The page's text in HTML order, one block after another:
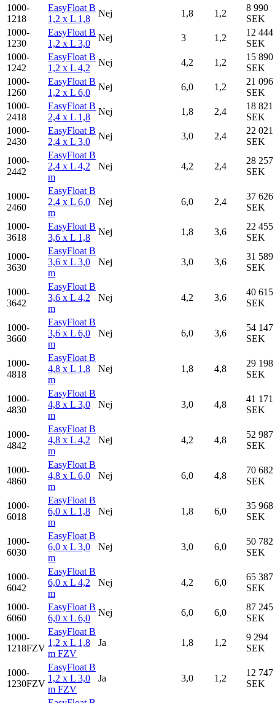
1000-
1218
EasyFloat B
1,2 x L 1,8
Nej 1,8 1,2
8 990
SEK
1000-
1230
EasyFloat B
1,2 x L 3,0
Nej 3 1,2
12 444
SEK
1000-
1242
EasyFloat B
1,2 x L 4,2
Nej 4,2 1,2
15 890
SEK
1000-
1260
EasyFloat B
1,2 x L 6,0
Nej 6,0 1,2
21 096
SEK
1000-
2418
EasyFloat B
2,4 x L 1,8
Nej 1,8 2,4
18 821
SEK
1000-
2430
EasyFloat B
2,4 x L 3,0
Nej 3,0 2,4
22 021
SEK
1000-
2442
EasyFloat B
2,4 x L 4,2
m
Nej 4,2 2,4
28 257
SEK
1000-
2460
EasyFloat B
2,4 x L 6,0
m
Nej 6,0 2,4
37 626
SEK
1000-
3618
EasyFloat B
3,6 x L 1,8
Nej 1,8 3,6
22 455
SEK
1000-
3630
EasyFloat B
3,6 x L 3,0
m
Nej 3,0 3,6
31 589
SEK
1000-
3642
EasyFloat B
3,6 x L 4,2
m
Nej 4,2 3,6
40 615
SEK
1000-
3660
EasyFloat B
3,6 x L 6,0
m
Nej 6,0 3,6
54 147
SEK
1000-
4818
EasyFloat B
4,8 x L 1,8
m
Nej 1,8 4,8
29 198
SEK
1000-
4830
EasyFloat B
4,8 x L 3,0
m
Nej 3,0 4,8
41 171
SEK
1000-
4842
EasyFloat B
4,8 x L 4,2
m
Nej 4,2 4,8
52 987
SEK
1000-
4860
EasyFloat B
4,8 x L 6,0
m
Nej 6,0 4,8
70 682
SEK
1000-
6018
EasyFloat B
6,0 x L 1,8
m
Nej 1,8 6,0
35 968
SEK
1000-
6030
EasyFloat B
6,0 x L 3,0
m
Nej 3,0 6,0
50 782
SEK
1000-
6042
EasyFloat B
6,0 x L 4,2
m
Nej 4,2 6,0
65 387
SEK
1000-
6060
EasyFloat B
6,0 x L 6,0
Nej 6,0 6,0
87 245
SEK
1000-
1218FZV
EasyFloat B
1,2 x L 1,8
m FZV
Ja 1,8 1,2
9 294
SEK
1000-
1230FZV
EasyFloat B
1,2 x L 3,0
m FZV
Ja 3,0 1,2
12 747
SEK